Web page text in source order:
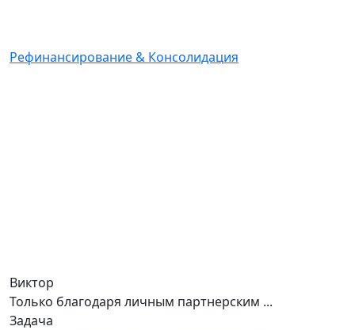
Рефинансирование & Консолидация
Виктор
Только благодаря личным партнерским ...
Задача